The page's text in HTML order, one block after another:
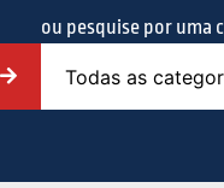
ou pesquise por uma